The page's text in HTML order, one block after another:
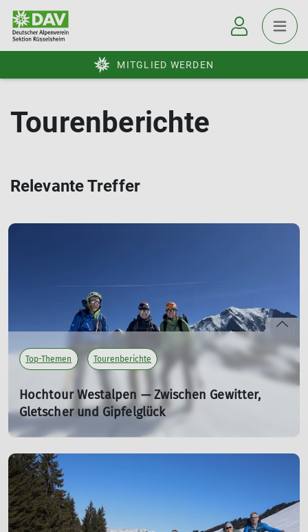
MITGLIED WERDEN
Tourenberichte
Relevante Treffer
Top-Themen Tourenberichte
Hochtour Westalpen — Zwischen Gewitter,
Gletscher und Gipfelglück
25.07.2026
Wenn Wetterbericht, Berg und Tagesform
zusammenpassen, entstehen Touren, die lange in
Erinnerung bleiben. Genau so eine Woche erlebte unsere
Hochtourengruppe Ende Juni in den Westalpen unter
der Leitung von Peter Trzaska.